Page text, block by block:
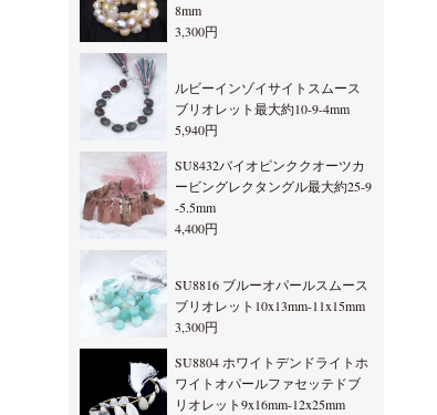
8mm
3,300円
ルビーインゾイサイトスムース
ブリオレット最大約10-9-4mm
5,940円
SU8432バイオピンククオーツカ
ービングレクタングル最大約25-9
-5.5mm
4,400円
SU8816 ブルーオパールスムース
ブリオレット10x13mm-11x15mm
3,300円
SU8804 ホワイトデンドライトホ
ワイトオパールファセッテドブ
リオレット9x16mm-12x25mm